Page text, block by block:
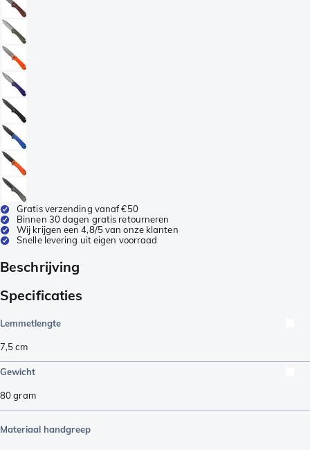
Gratis verzending vanaf €50
Binnen 30 dagen gratis retourneren
Wij krijgen een 4,8/5 van onze klanten
Snelle levering uit eigen voorraad
Beschrijving
Specificaties
Lemmetlengte
7,5cm
Gewicht
80gram
Materiaal handgreep